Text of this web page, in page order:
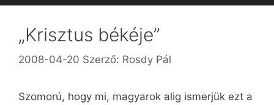
„Krisztus békéje”
2008-04-20 Szerző: Rosdy Pál
Szomorú, hogy mi, magyarok alig ismerjük ezt a